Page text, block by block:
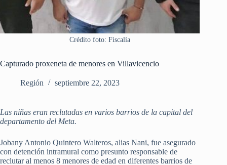
Crédito foto: Fiscalía
Capturado proxeneta de menores en Villavicencio
Región septiembre 22, 2023
Las niñas eran reclutadas en varios barrios de la capital del
departamento del Meta.
Jobany Antonio Quintero Walteros, alias Nani, fue asegurado
con detención intramural como presunto responsable de
reclutar al menos 8 menores de edad en diferentes barrios de